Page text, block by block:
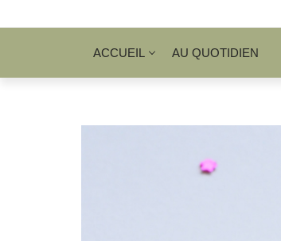
ACCUEIL AU QUOTIDIEN